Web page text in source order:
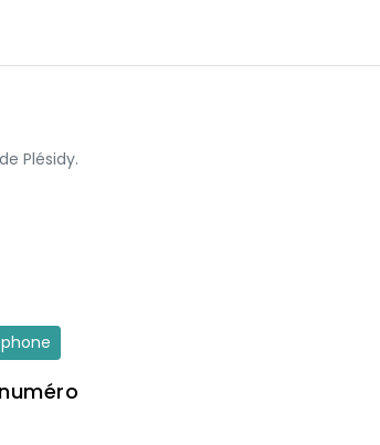
Plésidy.